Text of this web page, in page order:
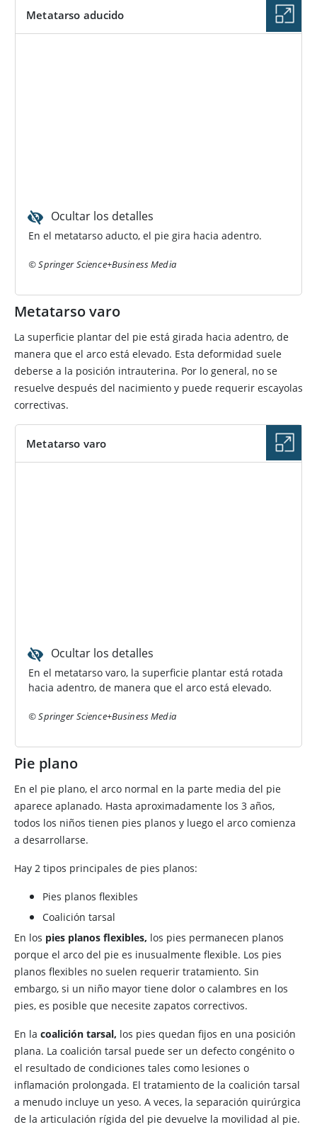
Metatarso aducido
Ocultar los detalles
En el metatarso aducto, el pie gira hacia adentro.
© Springer Science+Business Media
Metatarso varo
La superficie plantar del pie está girada hacia adentro, de
manera que el arco está elevado. Esta deformidad suele
deberse a la posición intrauterina. Por lo general, no se
resuelve después del nacimiento y puede requerir escayolas
correctivas.
Metatarso varo
Ocultar los detalles
En el metatarso varo, la superficie plantar está rotada
hacia adentro, de manera que el arco está elevado.
© Springer Science+Business Media
Pie plano
En el pie plano, el arco normal en la parte media del pie
aparece aplanado. Hasta aproximadamente los 3 años,
todos los niños tienen pies planos y luego el arco comienza
a desarrollarse.
Hay 2 tipos principales de pies planos:
Pies planos flexibles
Coalición tarsal
En los pies planos flexibles, los pies permanecen planos
porque el arco del pie es inusualmente flexible. Los pies
planos flexibles no suelen requerir tratamiento. Sin
embargo, si un niño mayor tiene dolor o calambres en los
pies, es posible que necesite zapatos correctivos.
En la coalición tarsal, los pies quedan fijos en una posición
plana. La coalición tarsal puede ser un defecto congénito o
el resultado de condiciones tales como lesiones o
inflamación prolongada. El tratamiento de la coalición tarsal
a menudo incluye un yeso. A veces, la separación quirúrgica
de la articulación rígida del pie devuelve la movilidad al pie.